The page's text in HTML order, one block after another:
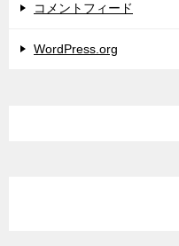
コメントフィード
WordPress.org